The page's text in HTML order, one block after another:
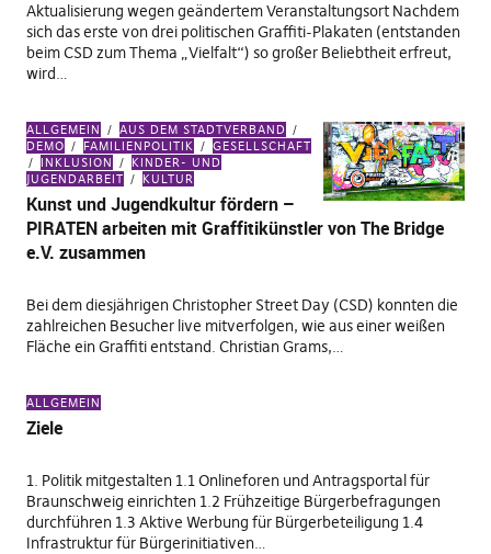
Aktualisierung wegen geändertem Veranstaltungsort Nachdem
sich das erste von drei politischen Graffiti-Plakaten (entstanden
beim CSD zum Thema „Vielfalt“) so großer Beliebtheit erfreut,
wird…
ALLGEMEIN
AUS DEM STADTVERBAND
DEMO
FAMILIENPOLITIK
GESELLSCHAFT
INKLUSION
KINDER- UND
JUGENDARBEIT
KULTUR
Kunst und Jugendkultur fördern –
PIRATEN arbeiten mit Graffitikünstler von The Bridge
e.V. zusammen
Bei dem diesjährigen Christopher Street Day (CSD) konnten die
zahlreichen Besucher live mitverfolgen, wie aus einer weißen
Fläche ein Graffiti entstand. Christian Grams,…
ALLGEMEIN
Ziele
1. Politik mitgestalten 1.1 Onlineforen und Antragsportal für
Braunschweig einrichten 1.2 Frühzeitige Bürgerbefragungen
durchführen 1.3 Aktive Werbung für Bürgerbeteiligung 1.4
Infrastruktur für Bürgerinitiativen…